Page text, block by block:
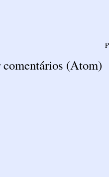
comentários (Atom)